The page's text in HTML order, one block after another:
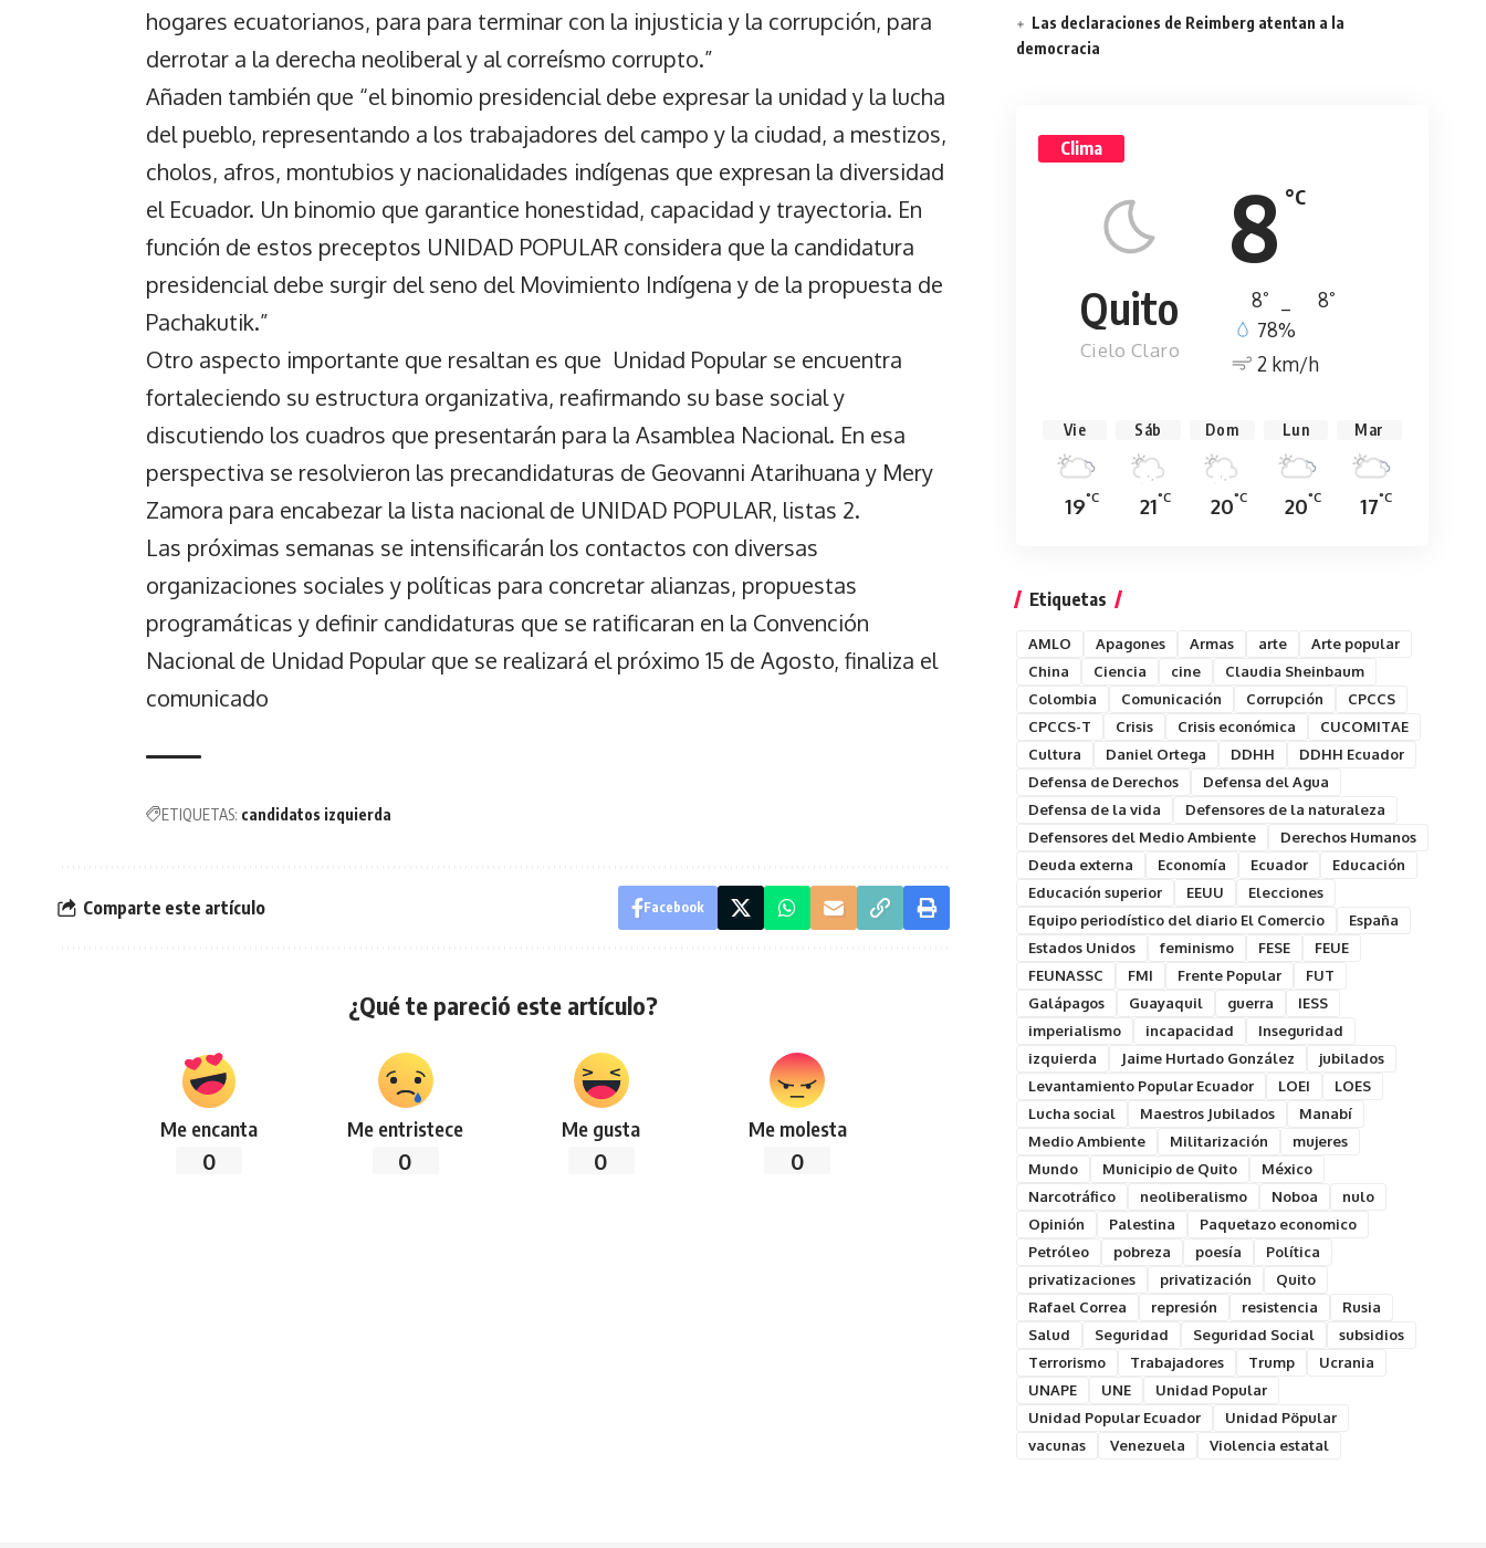
hogares ecuatorianos, para para terminar con la injusticia y la corrupción, para
derrotar a la derecha neoliberal y al correísmo corrupto.”
Añaden también que “el binomio presidencial debe expresar la unidad y la lucha
del pueblo, representando a los trabajadores del campo y la ciudad, a mestizos,
cholos, afros, montubios y nacionalidades indígenas que expresan la diversidad
el Ecuador. Un binomio que garantice honestidad, capacidad y trayectoria. En
función de estos preceptos UNIDAD POPULAR considera que la candidatura
presidencial debe surgir del seno del Movimiento Indígena y de la propuesta de
Pachakutik.”
Otro aspecto importante que resaltan es que Unidad Popular se encuentra
fortaleciendo su estructura organizativa, reafirmando su base social y
discutiendo los cuadros que presentarán para la Asamblea Nacional. En esa
perspectiva se resolvieron las precandidaturas de Geovanni Atarihuana y Mery
Zamora para encabezar la lista nacional de UNIDAD POPULAR, listas 2.
Las próximas semanas se intensificarán los contactos con diversas
organizaciones sociales y políticas para concretar alianzas, propuestas
programáticas y definir candidaturas que se ratificaran en la Convención
Nacional de Unidad Popular que se realizará el próximo 15 de Agosto, finaliza el
comunicado
ETIQUETAS: candidatos izquierda
Comparte este artículo Facebook
¿Qué te pareció este artículo?
Me encanta
0
Me entristece
0
Me gusta
0
Me molesta
0
Las declaraciones de Reimberg atentan a la
democracia
Clima
8 °C
Quito
Cielo Claro
8° 8°
78%
2 km/h
Vie
19°C
Sáb
21°C
Dom
20°C
Lun
20°C
Mar
17°C
Etiquetas
AMLO Apagones Armas arte
Arte popular
China
Ciencia cine
Claudia Sheinbaum
Colombia
Comunicación Corrupción
CPCCS
CPCCS-T
Crisis Crisis económica
CUCOMITAE
Cultura
Daniel Ortega DDHH
DDHH Ecuador
Defensa de Derechos
Defensa del Agua
Defensa de la vida
Defensores de la naturaleza
Defensores del Medio Ambiente
Derechos Humanos
Deuda externa
Economía Ecuador
Educación
Educación superior
EEUU
Elecciones
Equipo periodístico del diario El Comercio
España
Estados Unidos
feminismo FESE
FEUE
FEUNASSC
FMI Frente Popular
FUT
Galápagos
Guayaquil guerra
IESS
imperialismo
incapacidad
Inseguridad
izquierda
Jaime Hurtado González
jubilados
Levantamiento Popular Ecuador
LOEI
LOES
Lucha social
Maestros Jubilados
Manabí
Medio Ambiente
Militarización
mujeres
Mundo
Municipio de Quito
México
Narcotráfico
neoliberalismo Noboa
nulo
Opinión
Palestina
Paquetazo economico
Petróleo
pobreza poesía
Política
privatizaciones
privatización
Quito
Rafael Correa
represión resistencia
Rusia
Salud
Seguridad Seguridad Social
subsidios
Terrorismo
Trabajadores Trump
Ucrania
UNAPE
UNE
Unidad Popular
Unidad Popular Ecuador
Unidad Pöpular
vacunas
Venezuela Violencia estatal